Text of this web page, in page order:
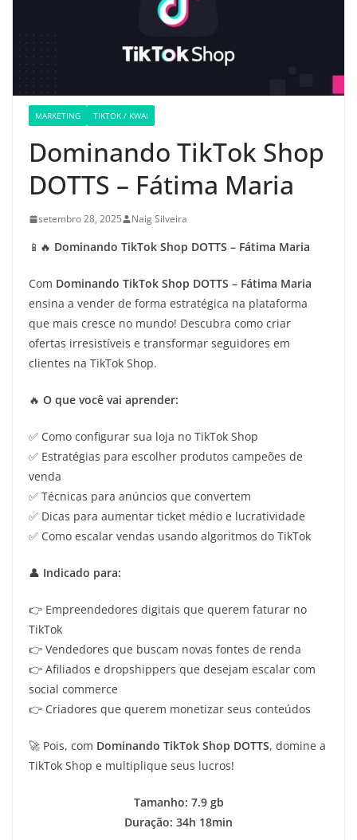
MARKETING TIKTOK / KWAI
Dominando TikTok Shop
DOTTS – Fátima Maria
setembro 28, 2025 Naig Silveira
📱🔥 Dominando TikTok Shop DOTTS – Fátima Maria
Com Dominando TikTok Shop DOTTS – Fátima Maria
ensina a vender de forma estratégica na plataforma
que mais cresce no mundo! Descubra como criar
ofertas irresistíveis e transformar seguidores em
clientes na TikTok Shop.
🔥 O que você vai aprender:
✅ Como configurar sua loja no TikTok Shop
✅ Estratégias para escolher produtos campeões de
venda
✅ Técnicas para anúncios que convertem
✅ Dicas para aumentar ticket médio e lucratividade
✅ Como escalar vendas usando algoritmos do TikTok
👤 Indicado para:
👉 Empreendedores digitais que querem faturar no
TikTok
👉 Vendedores que buscam novas fontes de renda
👉 Afiliados e dropshippers que desejam escalar com
social commerce
👉 Criadores que querem monetizar seus conteúdos
🚀 Pois, com Dominando TikTok Shop DOTTS, domine a
TikTok Shop e multiplique seus lucros!
Tamanho: 7.9 gb
Duração: 34h 18min